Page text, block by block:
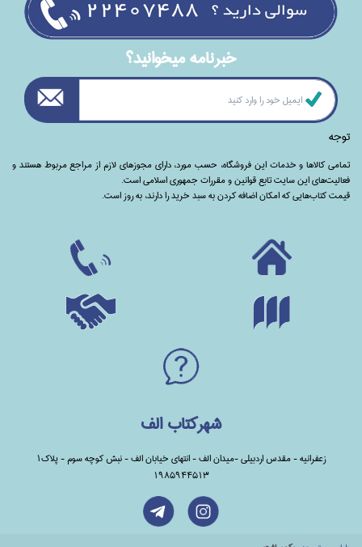
خبرنامه ميخوانيد؟
توجه
تمامی‌ کالاها و خدمات این فروشگاه، حسب مورد،‌ دارای مجوزهای لازم از مراجع مربوط هستند ‌و‌‌
فعالیت‌های این سایت تابع قوانین و مقررات جمهوری اسلامی است.
قیمت کتاب‌هایی که امکان اضافه کردن به سبد خرید را دارند،‌ به روز است.
شهرکتاب الف
زعفرانیه - مقدس اردبیلی -میدان الف - انتهای خیابان الف - نبش کوچه سوم - پلاک1
1985944513